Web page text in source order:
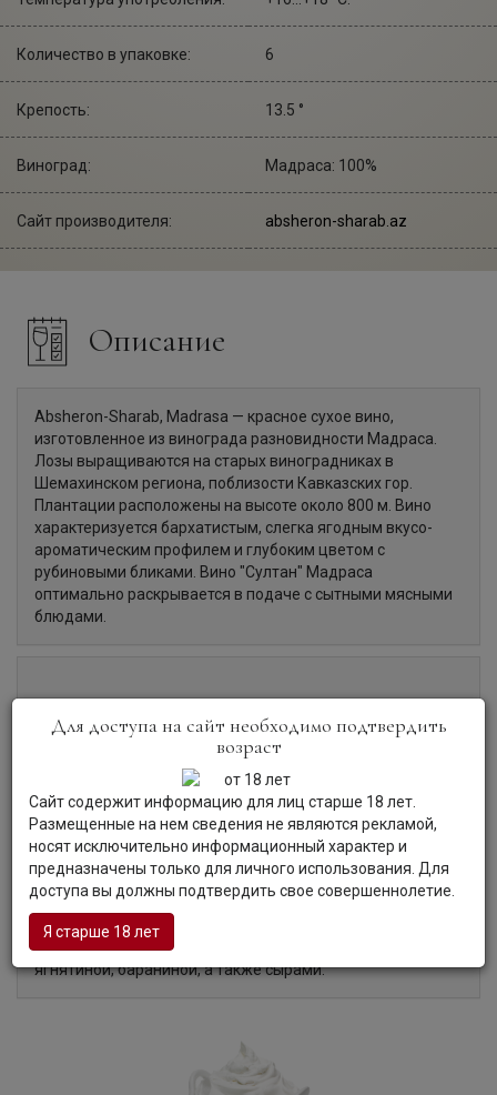
Количество в упаковке: 6
Крепость: 13.5 °
Виноград: Мадраса: 100%
Сайт производителя: absheron-sharab.az
Описание
Absheron-Sharab, Madrasa — красное сухое вино,
изготовленное из винограда разновидности Мадраса.
Лозы выращиваются на старых виноградниках в
Шемахинском региона, поблизости Кавказских гор.
Плантации расположены на высоте около 800 м. Вино
характеризуется бархатистым, слегка ягодным вкусо-
ароматическим профилем и глубоким цветом с
рубиновыми бликами. Вино "Султан" Мадраса
оптимально раскрывается в подаче с сытными мясными
блюдами.
Органолептические характеристики:
Вино имеет насыщенный темно-гранатовый цвет.
Аромат:
Вино имеет сложный, многогранный аромат, в
котором доминируют ноты спелых ягод, чернослива,
дополненные нюансами сливок и красного перца.
У вина бархатистый, глубокий, умеренно терпкий
вкус с длительным, тонким послевкусием, украшенным
нюансами сладких пряностей.
Гастрономия:Вино хорошо сочетается с
разнообразными мясными блюдами, олениной,
ягнятиной, бараниной, а также сырами.
Для доступа на сайт необходимо подтвердить
возраст
Сайт содержит информацию для лиц старше 18 лет.
Размещенные на нем сведения не являются рекламой,
носят исключительно информационный характер и
предназначены только для личного использования. Для
доступа вы должны подтвердить свое совершеннолетие.
Я старше 18 лет